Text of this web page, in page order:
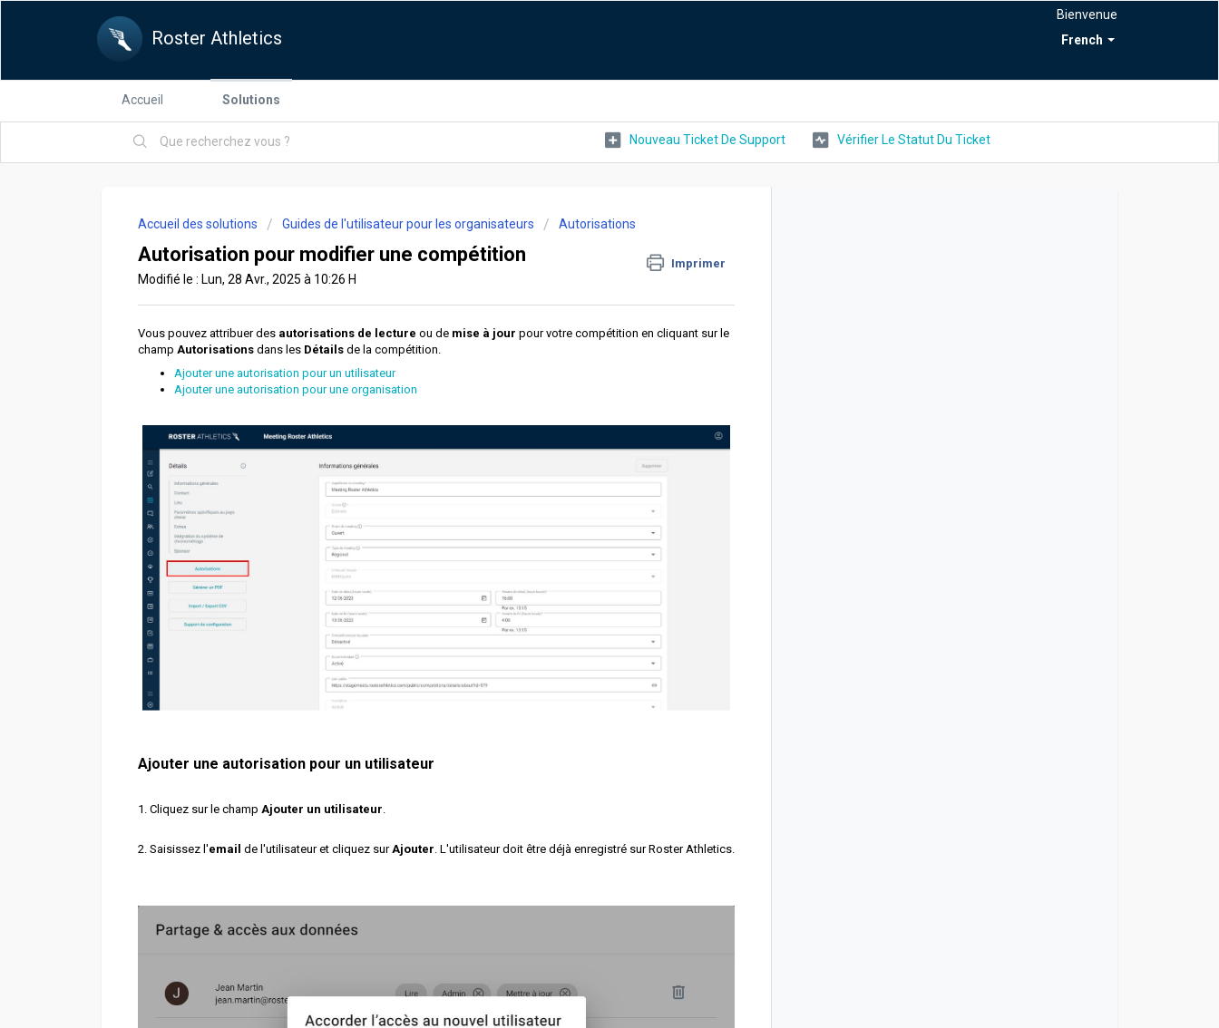
Roster Athletics French
Bienvenue
Accueil Solutions
Nouveau Ticket De Support Vérifier Le Statut Du Ticket
Accueil des solutions Guides de l'utilisateur pour les organisateurs Autorisations
Autorisation pour modifier une compétition Imprimer
Modifié le : Lun, 28 Avr., 2025 à 10:26 H
Vous pouvez attribuer des autorisations de lecture ou de mise à jour pour votre compétition en cliquant sur le
champ Autorisations dans les Détails de la compétition.
Ajouter une autorisation pour un utilisateur
Ajouter une autorisation pour une organisation
Ajouter une autorisation pour un utilisateur
1. Cliquez sur le champ Ajouter un utilisateur.
2. Saisissez l'email de l'utilisateur et cliquez surAjouter. L'utilisateur doit être déjà enregistré sur Roster Athletics.